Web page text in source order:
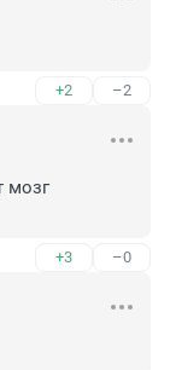
+2 –2
мозг
+3 –0